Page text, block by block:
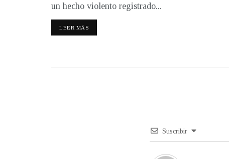
un hecho violento registrado...
LEER MÁS
Suscribir